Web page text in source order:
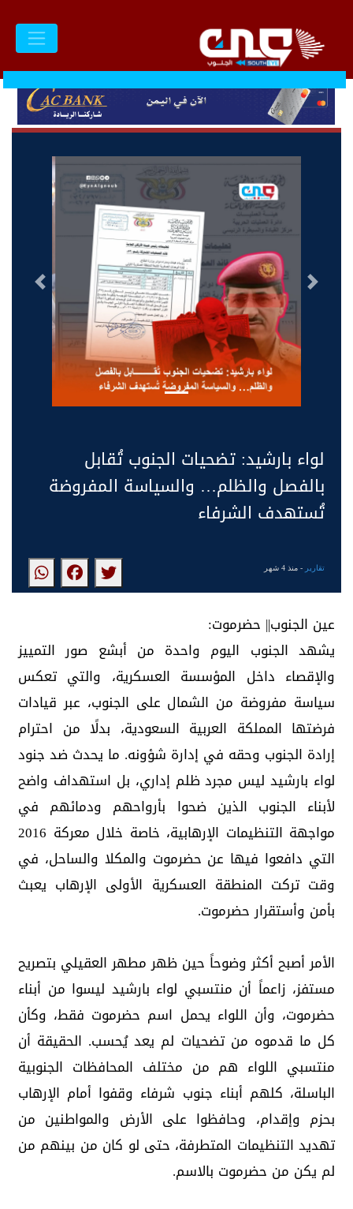
التالى السابق
لواء بارشيد: تضحيات الجنوب تُقابل
بالفصل والظلم… والسياسة المفروضة
تُستهدف الشرفاء
تقارير - منذ 4 شهر
عين الجنوب|| حضرموت:
يشهد الجنوب اليوم واحدة من أبشع صور التمييز
والإقصاء داخل المؤسسة العسكرية، والتي تعكس
سياسة مفروضة من الشمال على الجنوب، عبر قيادات
فرضتها المملكة العربية السعودية، بدلًا من احترام
إرادة الجنوب وحقه في إدارة شؤونه. ما يحدث ضد جنود
لواء بارشيد ليس مجرد ظلم إداري، بل استهداف واضح
لأبناء الجنوب الذين ضحوا بأرواحهم ودمائهم في
مواجهة التنظيمات الإرهابية، خاصة خلال معركة 2016
التي دافعوا فيها عن حضرموت والمكلا والساحل، في
وقت تركت المنطقة العسكرية الأولى الإرهاب يعبث
بأمن وأستقرار حضرموت.
الأمر أصبح أكثر وضوحاً حين ظهر مطهر العقيلي بتصريح
مستفز، زاعماً أن منتسبي لواء بارشيد ليسوا من أبناء
حضرموت، وأن اللواء يحمل اسم حضرموت فقط، وكأن
كل ما قدموه من تضحيات لم يعد يُحسب. الحقيقة أن
منتسبي اللواء هم من مختلف المحافظات الجنوبية
الباسلة، كلهم أبناء جنوب شرفاء وقفوا أمام الإرهاب
بحزم وإقدام، وحافظوا على الأرض والمواطنين من
تهديد التنظيمات المتطرفة، حتى لو كان من بينهم من
لم يكن من حضرموت بالاسم.